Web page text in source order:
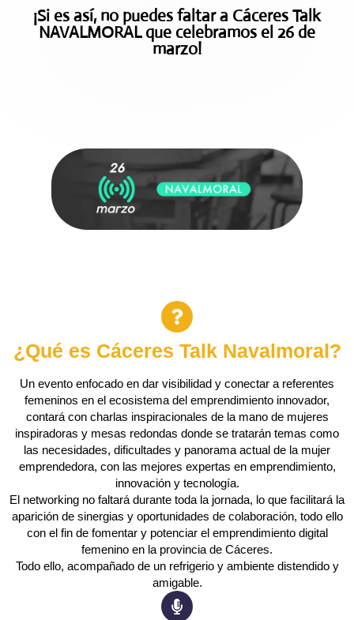
¡Si es así, no puedes faltar a Cáceres Talk
NAVALMORALque celebramos el 26 de
marzo!
¿Qué es Cáceres Talk Navalmoral?
Un evento enfocado en dar visibilidad y conectar a referentes
femeninos en el ecosistema del emprendimiento innovador,
contará con charlas inspiracionales de la mano de mujeres
inspiradoras y mesas redondas donde se tratarán temas como
las necesidades, dificultades y panorama actual de la mujer
emprendedora, con las mejores expertas en emprendimiento,
innovación y tecnología.
El networking no faltará durante toda la jornada, lo que facilitará la
aparición de sinergias y oportunidades de colaboración, todo ello
con el fin de fomentar y potenciar el emprendimiento digital
femenino en la provincia de Cáceres.
Todo ello, acompañado de un refrigerio y ambiente distendido y
amigable.